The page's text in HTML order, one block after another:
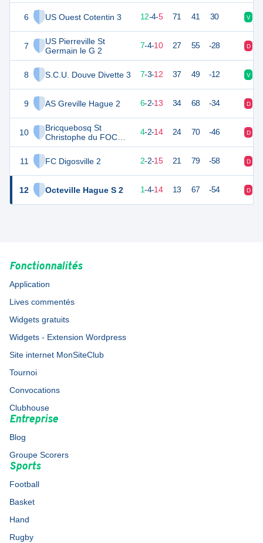
6 US Ouest Cotentin 3
7
US Pierreville St
Germain le G 2
8 S.C.U. Douve Divette 3
9 AS Greville Hague 2
10
Bricquebosq St
Christophe du FOC
Grosville Sports 2
11
FC Digosville 2
12 Octeville Hague S 2
39 12-4-5 71 41 30 V
24 7-4-10 27 55 -28 D
24 22 7-3-12 37 49 -12 V
19 6-2-13 34 68 -34 D
12 4-2-14 24 70 -46 D
2-2-15 21 79 -58 D
4 22 1-4-14 13 67 -54 D
Fonctionnalités
Application
Lives commentés
Widgets gratuits
Widgets - Extension Wordpress
Site internet MonSiteClub
Tournoi
Convocations
Clubhouse
Entreprise
Blog
Groupe Scorers
Sports
Football
Basket
Hand
Rugby